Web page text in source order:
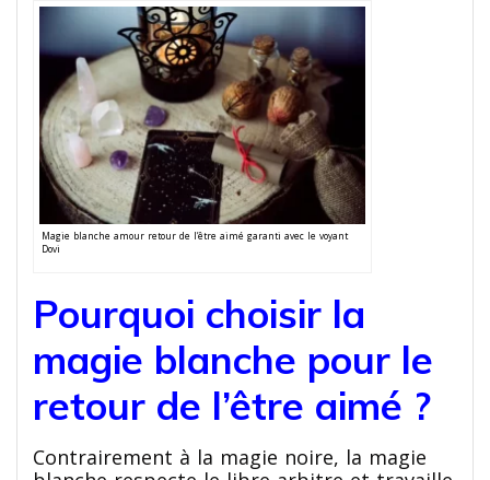
Magie blanche amour retour de l’être aimé garanti avec le voyant
Dovi
Pourquoi choisir la
magie blanche pour le
retour de l’être aimé ?
Contrairement à la magie noire, la magie